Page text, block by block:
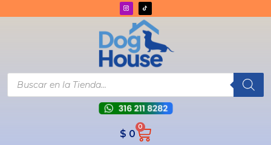
$ 0
0
Cart